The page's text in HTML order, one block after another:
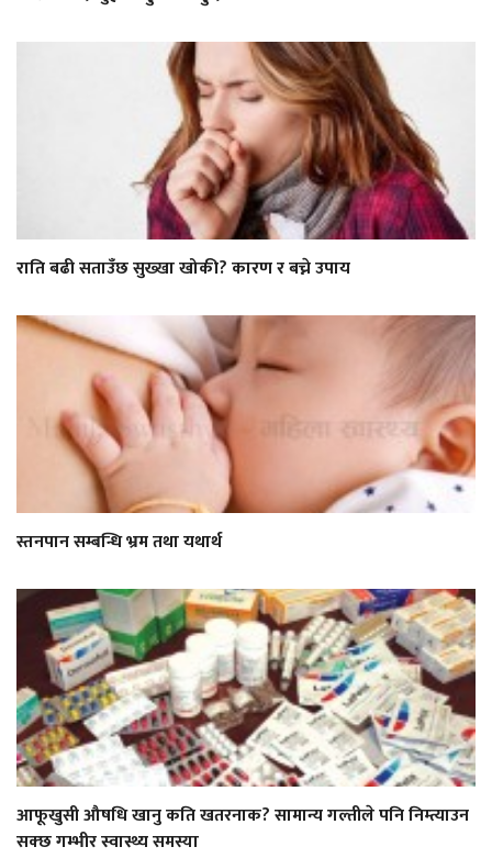
राति बढी सताउँछ सुख्खा खोकी? कारण र बच्ने उपाय
स्तनपान सम्बन्धि भ्रम तथा यथार्थ
आफूखुसी औषधि खानु कति खतरनाक? सामान्य गल्तीले पनि निम्त्याउन
सक्छ गम्भीर स्वास्थ्य समस्या